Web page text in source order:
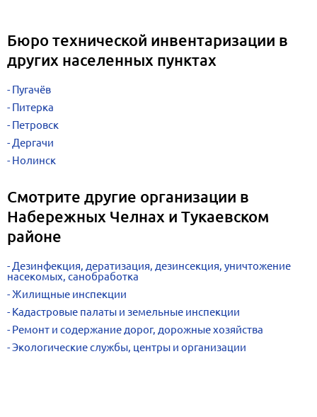
Бюро технической инвентаризации в
других населенных пунктах
Пугачёв
Питерка
Петровск
Дергачи
Нолинск
Смотрите другие организации в
Набережных Челнах и Тукаевском
районе
Дезинфекция, дератизация, дезинсекция, уничтожение
насекомых, санобработка
Жилищные инспекции
Кадастровые палаты и земельные инспекции
Ремонт и содержание дорог, дорожные хозяйства
Экологические службы, центры и организации